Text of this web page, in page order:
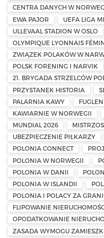
CENTRA DANYCH W
EWA PAJOR
UEFA LIGA
ULLEVAAL STADION W OSLO
OLYMPIQUE LYONNAIS
ZWIĄZEK POLAKÓW W
POLSK FORENING I NARVIK
21. BRYGADA STRZELCÓW
PRZYSTANEK HISTORIA
PALARNIA KAWY
KAWIARNIE W NORWEGII
MUNDIAL 2026
UBEZPIECZENIE PIŁKARZY
POLONIA CONNECT
POLONIA W NORWEGII
POLONIA W DANII
POLONIA W ISLANDII
POLONIA I POLACY ZA
FLIPOWANIE
OPODATKOWANIE
ZASADA WYMOGU